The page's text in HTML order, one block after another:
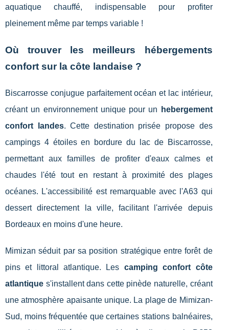
aquatique chauffé, indispensable pour profiter
pleinement même par temps variable !
Où trouver les meilleurs hébergements
confort sur la côte landaise ?
Biscarrosse conjugue parfaitement océan et lac intérieur,
créant un environnement unique pour un
hebergement
confort landes. Cette destination prisée propose des
campings 4 étoiles en bordure du lac de Biscarrosse,
permettant aux familles de profiter d'eaux calmes et
chaudes l'été tout en restant à proximité des plages
océanes. L'accessibilité est remarquable avec l'A63 qui
dessert directement la ville, facilitant l'arrivée depuis
Bordeaux en moins d'une heure.
Mimizan séduit par sa position stratégique entre forêt de
pins et littoral atlantique. Les camping confort côte
atlantique s'installent dans cette pinède naturelle, créant
une atmosphère apaisante unique. La plage de Mimizan-
Sud, moins fréquentée que certaines stations balnéaires,